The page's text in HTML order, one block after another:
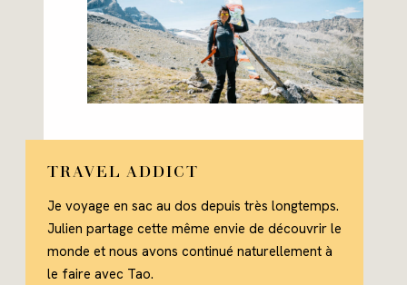
TRAVEL ADDICT
Je voyage en sac au dos depuis très longtemps.
Julien partage cette même envie de découvrir le
monde et nous avons continué naturellement à
le faire avec Tao.